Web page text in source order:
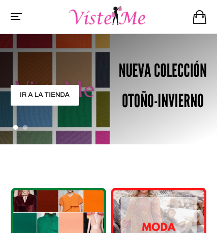
IR A LA TIENDA